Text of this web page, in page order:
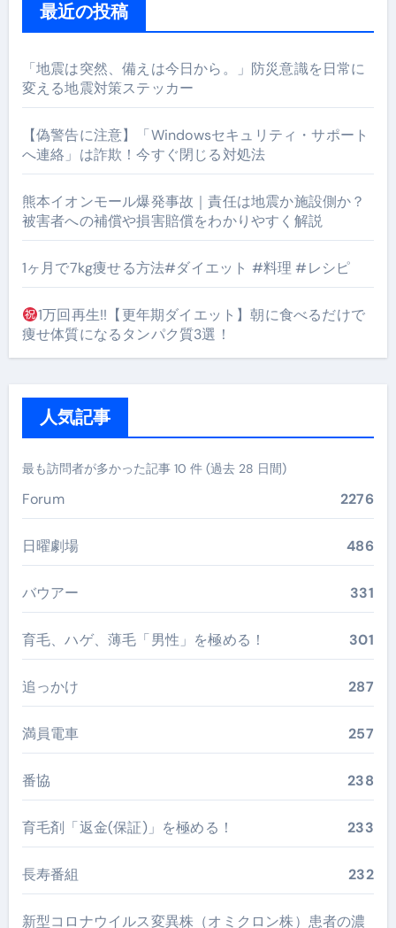
最近の投稿
「地震は突然、備えは今日から。」防災意識を日常に
変える地震対策ステッカー
【偽警告に注意】「Windowsセキュリティ・サポート
へ連絡」は詐欺！今すぐ閉じる対処法
熊本イオンモール爆発事故｜責任は地震か施設側か？
被害者への補償や損害賠償をわかりやすく解説
1ヶ月で7kg痩せる方法#ダイエット #料理 #レシピ
1万回再生!!【更年期ダイエット】朝に食べるだけで
痩せ体質になるタンパク質3選！
人気記事
最も訪問者が多かった記事 10 件 (過去 28 日間)
Forum 2276
日曜劇場 486
バウアー 331
育毛、ハゲ、薄毛「男性」を極める！ 301
追っかけ 287
満員電車 257
番協 238
育毛剤「返金(保証)」を極める！ 233
長寿番組 232
新型コロナウイルス変異株（オミクロン株）患者の濃